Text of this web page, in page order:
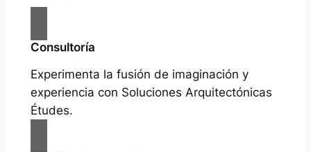
Consultoría
Experimenta la fusión de imaginación y
experiencia con Soluciones Arquitectónicas
Études.